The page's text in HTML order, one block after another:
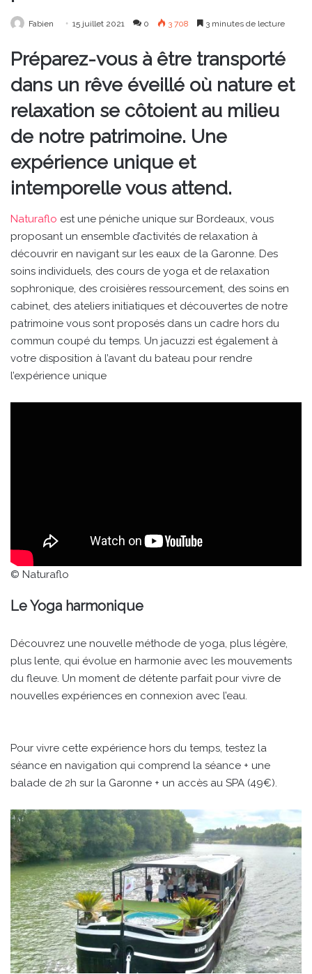
Fabien 15 juillet 2021 0 3 708 3 minutes de lecture
Préparez-vous à être transporté
dans un rêve éveillé où nature et
relaxation se côtoient au milieu
de notre patrimoine. Une
expérience unique et
intemporelle vous attend.
Naturaflo est une péniche unique sur Bordeaux, vous
proposant un ensemble d’activités de relaxation à
découvrir en navigant sur les eaux de la Garonne. Des
soins individuels, des cours de yoga et de relaxation
sophronique, des croisières ressourcement, des soins en
cabinet, des ateliers initiatiques et découvertes de notre
patrimoine vous sont proposés dans un cadre hors du
commun coupé du temps. Un jacuzzi est également à
votre disposition à l’avant du bateau pour rendre
l’expérience unique
© Naturaflo
Le Yoga harmonique
Découvrez une nouvelle méthode de yoga, plus légère,
plus lente, qui évolue en harmonie avec les mouvements
du fleuve. Un moment de détente parfait pour vivre de
nouvelles expériences en connexion avec l’eau.
Pour vivre cette expérience hors du temps, testez la
séance en navigation qui comprend la séance + une
balade de 2h sur la Garonne + un accès au SPA (49€).